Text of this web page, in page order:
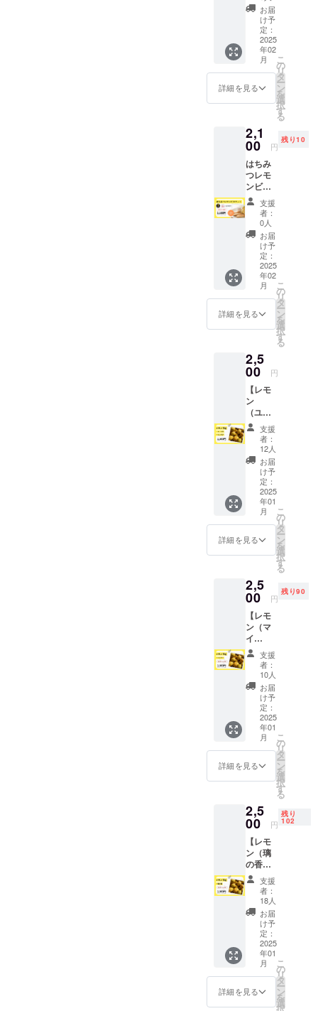
商品の
ラベル
に表記
されま
す。 商
品開封
必ずお
届けの
付され
たラベ
ルや注
意書き
をご確
認くだ
さい。
ウス」
が丁寧
に焼き
上げま
した。
しっと
りとし
た口ど
ンの酸
味、そ
とから
追いか
けてく
る優し
いはち
みつの
甘さが
絶妙な
ハーモ
ニーを
奏でま
す♪ 甘
めで後
味さっ
おやつ
にはも
ちろ
ん、
コー
ヒーや
紅茶と
一緒に
楽しむ
とさら
にリッ
チなひ
ととき
を演出
しま
切な方
への贈
にも
ぴった
りの逸
品で
す。 商
品詳細
名称：
焼き菓
子（は
ちみつ
レモン
ビス
ケッ
ト） 内
容量：1
り × 3袋
サイ
約10cm
賞味期
限：製
造日含
む5日
保存方
法：直
射日
光・高
温多湿
を避
け、常
温で保
存して
くださ
い。 原
材料 原
材料
産「波
乗りレ
モン」
と、香
り豊か
な牧之
原市産
はちみ
を贅沢
に使用
し、地
元の洋
菓子店
「サン
フラン
シスコ
パイハ
ウス」
が丁寧
に焼き
上げま
した。
しっと
りとし
た口ど
ンの酸
味、そ
してあ
とから
追いか
けてく
る優し
いはち
みつの
甘さが
絶妙な
ハーモ
ニーを
奏でま
す♪ 甘
めで後
味さっ
おやつ
にはも
ちろ
ん、
コー
ヒーや
紅茶と
一緒に
楽しむ
とさら
にリッ
チなひ
ととき
を演出
しま
切な方
への贈
にも
ぴった
りの逸
品で
す。 商
品詳細
名称：
焼き菓
子（は
ちみつ
レモン
ビス
ケッ
ト） 内
容量：1
り × 3袋
サイ
(水)発送
分（消
費期
限：2月
16日）
の注文
ページ
です。
静岡県
牧之原
みを
たっぷ
り詰め
込んだ
特別な
焼き菓
子が登
場！ 牧
之原市
産「波
乗りレ
モン」
と、香
り豊か
な牧之
原市産
はちみ
を贅沢
に使用
し、地
元の洋
菓子店
「サン
フラン
シスコ
パイハ
ウス」
が丁寧
に焼き
上げま
した。
しっと
りとし
た口ど
ンの酸
味、そ
してあ
とから
追いか
けてく
る優し
いはち
みつの
甘さが
絶妙な
ハーモ
ニーを
奏でま
す♪ 甘
めで後
味さっ
おやつ
にはも
ちろ
ん、
コー
ヒーや
紅茶と
一緒に
楽しむ
とさら
にリッ
チなひ
ととき
を演出
しま
切な方
への贈
お届
け予
定：
2025
年02
月
詳細を見る
こ
の
リ
タ
ー
ン
を
選
択
す
る
2,1
00 円
残り10
はちみ
つレモ
ンビス
ケット
【注】2
月26日
(水)発送
分（消
費期
限：3月
2日）の
注文
ページ
です。
静岡県
牧之原
みを
たっぷ
り詰め
込んだ
特別な
焼き菓
子が登
場！ 牧
之原市
産「波
乗りレ
モン」
と、香
り豊か
な牧之
原市産
はちみ
を贅沢
に使用
し、地
元の洋
菓子店
「サン
フラン
シスコ
パイハ
ウス」
が丁寧
に焼き
上げま
した。
しっと
りとし
た口ど
ンの酸
味、そ
してあ
とから
追いか
けてく
る優し
いはち
みつの
甘さが
絶妙な
ハーモ
ニーを
奏でま
す♪ 甘
めで後
味さっ
支援
者：
0人
お届
け予
定：
2025
年02
月
詳細を見る
こ
の
リ
タ
ー
ン
を
選
択
す
る
2,5
00 円
【レモ
ン
（ユー
レカ/リ
スボ
ン）
1kg】
ユーレ
カ・リ
スボン
品種ど
ちらか
1kgをお
届けし
ます。
王道の
いレモ
ンで、
香りが
ピカイ
チで
す！ 特
に、揚
げ物や
レモン
サワー
にぴっ
たりな
品種で
す。 ◯
名称 レ
モン ◯
内容量
12個で
すが、
品種や
生育状
況に
よって
差があ
ります
のでご
了承く
ださ
い。）
◯品
種：
ユーレ
カレモ
ンもし
支援
者：
12人
お届
け予
定：
2025
年01
月
詳細を見る
こ
の
リ
タ
ー
ン
を
選
択
す
る
2,5
00 円
残り90
【レモ
ン（マ
イ
ヤー）
1kg】
すっき
りとし
た酸味
が特
徴。 レ
モンと
オレン
ジの掛
け合わ
せの品
種で、
少な目
でまろ
やか、
フルー
ティー
な香り
がしま
す！ は
ちみつ
レモン
やジャ
ムに特
におす
すめで
す！ ◯
名称 レ
モン ◯
支援
者：
10人
お届
け予
定：
2025
年01
月
詳細を見る
こ
の
リ
タ
ー
ン
を
選
択
す
る
2,5
00 円
残り
102
【レモ
ン（璃
の香）
1kg】
日向夏
との掛
け合わ
せ品
種。 種
が少な
いの
と、果
汁が多
いのが
特徴で
支援
者：
18人
お届
け予
定：
2025
年01
月
詳細を見る
こ
の
リ
タ
ー
ン
を
選